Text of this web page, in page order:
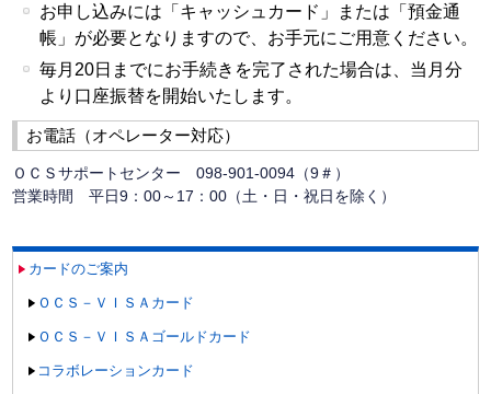
お申し込みには「キャッシュカード」または「預金通
帳」が必要となりますので、お手元にご用意ください。
毎月20日までにお手続きを完了された場合は、当月分
より口座振替を開始いたします。
お電話（オペレーター対応）
ＯＣＳサポートセンター 098-901-0094（9＃）
営業時間 平日9：00～17：00（土・日・祝日を除く）
カードのご案内
ＯＣＳ－ＶＩＳＡカード
ＯＣＳ－ＶＩＳＡゴールドカード
コラボレーションカード